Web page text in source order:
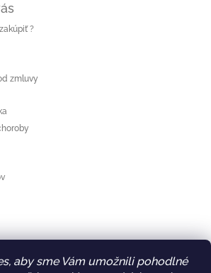
aby sme Vám umožnili pohodlné
?
zmluvy